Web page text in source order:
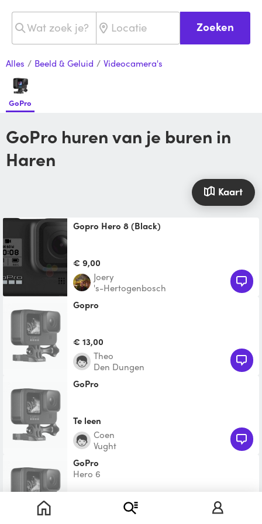
Zoeken
Alles / Beeld & Geluid / Videocamera's
GoPro
GoPro huren van je buren in
Haren
Kaart
Gopro Hero 8 (Black)
€ 9,00
Joery
's-Hertogenbosch
gopro
€ 13,00
Theo
Den Dungen
GoPro
Te leen
Coen
Vught
GoPro
Hero 6